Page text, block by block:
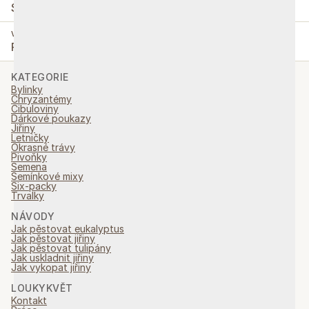
St-Pá:
VYZVEDNUTÍ OBJEDNÁVEK
Po-Pá:
KATEGORIE
Bylinky
Chryzantémy
Cibuloviny
Dárkové poukazy
Jiřiny
Letničky
Okrasné trávy
Pivoňky
Semena
Semínkové mixy
Six-packy
Trvalky
NÁVODY
Jak pěstovat eukalyptus
Jak pěstovat jiřiny
Jak pěstovat tulipány
Jak uskladnit jiřiny
Jak vykopat jiřiny
LOUKYKVĚT
Kontakt